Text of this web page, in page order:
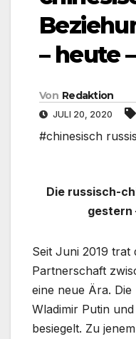
– heute
Von Redaktion
JULI 20, 2020
#chinesisch
Die russisch-
gestern
Seit Juni 2019 trat
Partnerschaft
eine neue Ära.
Wladimir Putin
besiegelt. Zu